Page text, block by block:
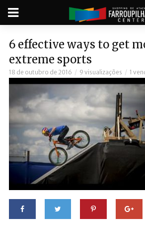
6 effective ways to get
extreme sports
18 de outubro de 2016 9 visualizações 1